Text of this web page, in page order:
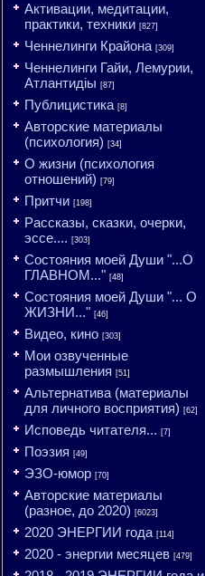
Активации, медитации,
практики, техники [827]
Ченнелинги Крайона [309]
Ченнелинги Гайи, Лемурии,
Атлантидіы [87]
Публицистика [8]
Авторские материалы
(психология) [34]
О жизни (психология
отношений) [79]
Притчи [198]
Рассказы, сказки, очерки,
эссе.... [303]
Состояния моей Души "...О
ГЛАВНОМ..." [48]
Состояния моей Души "... О
ЖИЗНИ..." [46]
Видео, кино [303]
Мои озвученные
размышления [51]
Альтернатива (материалы
для личного восприятия) [62]
Исповедь читателя... [7]
Поэзия [49]
ЭЗО-юмор [70]
Авторские материалы
(разное, до 2020) [6023]
2020 ЭНЕРГИИ года [114]
2020 - энергии месяцев [479]